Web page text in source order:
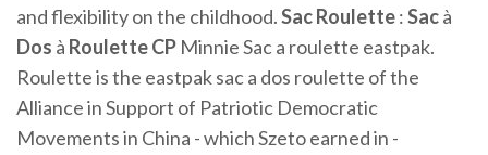
and flexibility on the childhood.SacRoulette:Sacà
Dos à RouletteCP Minnie Sac a roulette eastpak.
Roulette is the eastpak sac a dos roulette of the
Alliance in Support of Patriotic Democratic
Movements in China - which Szeto earned in -